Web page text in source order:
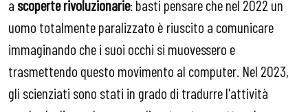
a scoperte rivoluzionarie: basti pensare che nel 2022 un
uomo totalmente paralizzato è riuscito a comunicare
immaginando che i suoi occhi si muovessero e
trasmettendo questo movimento al computer. Nel 2023,
gli scienziati sono stati in grado di tradurre l'attività